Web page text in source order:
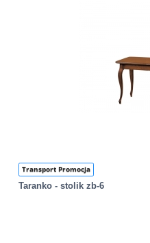
Transport Promocja
Taranko - stolik zb-6